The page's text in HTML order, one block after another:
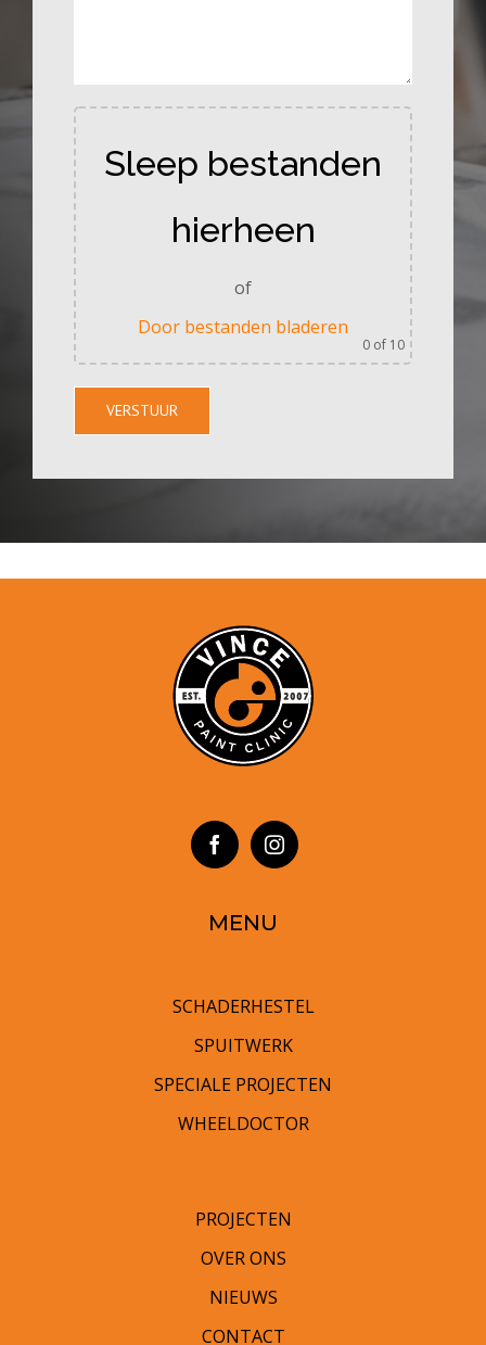
Sleep bestanden
hierheen
of
Door bestanden bladeren
0 of 10
MENU
SCHADERHESTEL
SPUITWERK
SPECIALE PROJECTEN
WHEELDOCTOR
PROJECTEN
OVER ONS
NIEUWS
CONTACT